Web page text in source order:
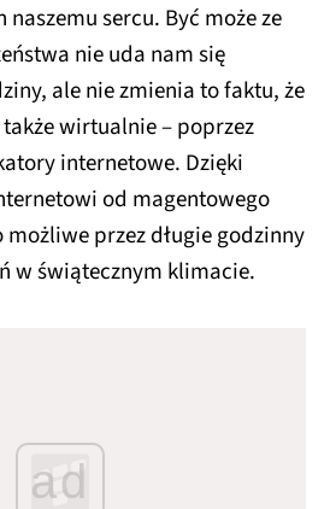
sercu. Być może ze
nie uda nam się
ale nie zmienia to faktu, że
wirtualnie – poprzez
internetowe. Dzięki
od magentowego
przez długie godzinny
w świątecznym klimacie.
ad